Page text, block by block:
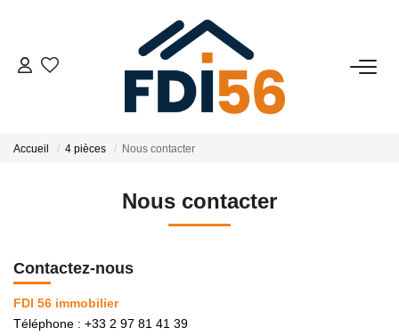
02 97 81 41 39
VENTES
Accueil 4 pièces Nous contacter
Nous contacter
Contactez-nous
FDI 56 immobilier
Téléphone : +33 2 97 81 41 39